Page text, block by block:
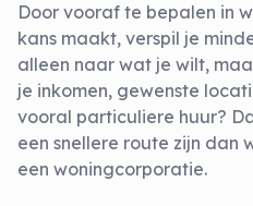
Door vooraf te bepalen in
kans maakt, verspil je
alleen naar wat je wilt,
je inkomen, gewenste
vooral particuliere huur?
een snellere route zijn dan
een woningcorporatie.